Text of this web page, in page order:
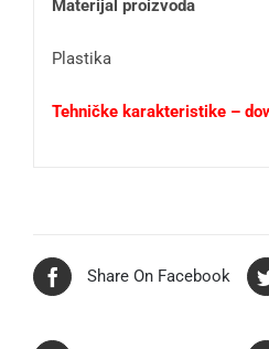
Materijal proizvoda
Plastika
Tehničke karakteristike –
Share On Facebook